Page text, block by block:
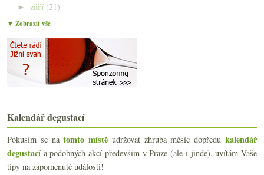
►září (21)
►srpna
►června
► května (21)
► dubna (21)
Pohlreich v TýTý, ceny vín v UK, hlavolam na láhev...
Zaslepení Montrose, La Lagune a Chasse-Spleen
Nádherný mladý Sauvignon z Touraine
28. února 2010 – večer pro „TO“ víno
Růžové přivolávání jara
▼ Zobrazit vše
Kalendář degustací
Pokusím se natomto místě udržovat zhruba měsíc dopředukalendář
degustacía podobných akcí především v Praze (ale i jinde), uvítám Vaše
tipy na zapomenuté události!